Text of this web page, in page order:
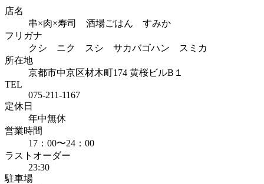
店名
串×肉×寿司 酒場ごはん すみか
フリガナ
クシ ニク スシ サカバゴハン スミカ
所在地
京都市中京区材木町174 黄桜ビルB１
TEL
075-211-1167
定休日
年中無休
営業時間
17：00〜24：00
ラストオーダー
23:30
駐車場